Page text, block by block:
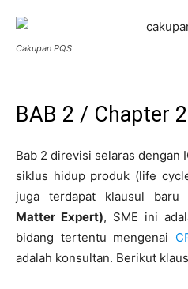
Cakupan PQS
BAB 2 / Chapter 2
Bab 2 direvisi selaras dengan
siklus hidup produk (life
juga terdapat klausul baru
Matter Expert), SME ini
bidang tertentu mengenai
adalah konsultan. Berikut